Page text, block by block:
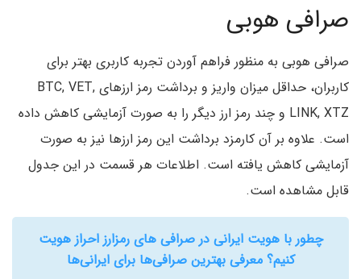
صرافی هوبی
صرافی هوبی به منظور فراهم آوردن تجربه کاربری بهتر برای
کاربران، حداقل میزان واریز و برداشت رمز ارزهای BTC, VET,
LINK, XTZ و چند رمز ارز دیگر را به صورت آزمایشی کاهش داده
است. علاوه بر آن کارمزد برداشت این رمز ارزها نیز به صورت
آزمایشی کاهش یافته است. اطلاعات هر قسمت در این جدول
قابل مشاهده است.
چطور با هویت ایرانی در صرافی های رمزارز احراز هویت
کنیم؟ معرفی بهترین صرافی‌ها برای ایرانی‌ها